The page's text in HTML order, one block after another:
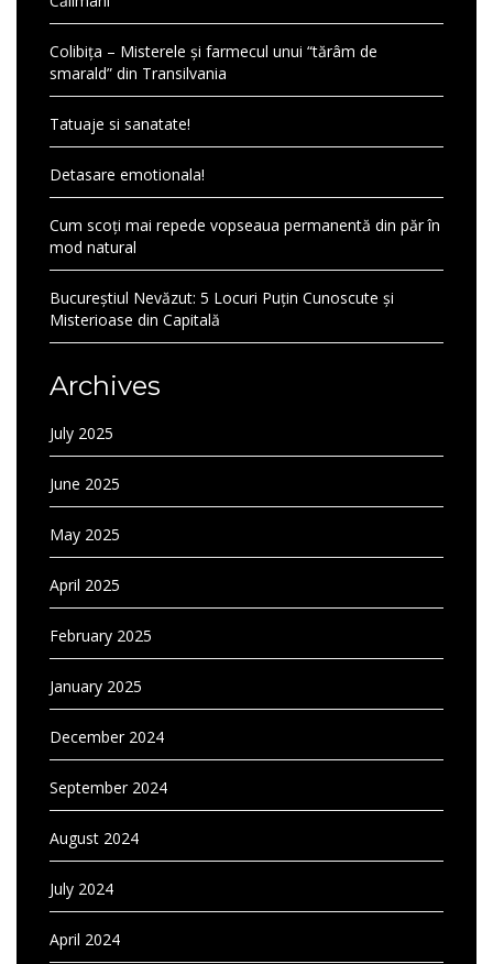
Colibița – Misterele și farmecul unui “tărâm de
smarald” din Transilvania
Tatuaje si sanatate!
Detasare emotionala!
Cum scoți mai repede vopseaua permanentă din păr în
mod natural
Bucureștiul Nevăzut: 5 Locuri Puțin Cunoscute și
Misterioase din Capitală
Archives
July 2025
June 2025
May 2025
April 2025
February 2025
January 2025
December 2024
September 2024
August 2024
July 2024
April 2024